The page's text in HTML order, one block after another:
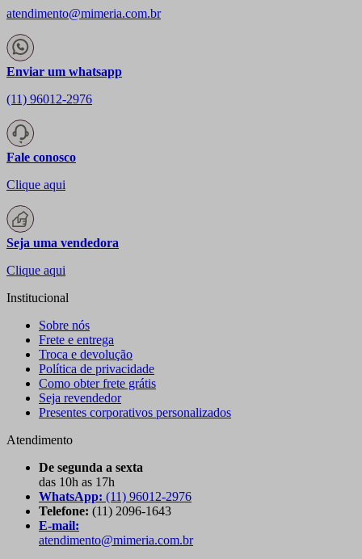
atendimento@mimeria.com.br
Enviar um whatsapp
(11) 96012-2976
Fale conosco
Clique aqui
Seja uma vendedora
Clique aqui
Institucional
Sobre nós
Frete e entrega
Troca e devolução
Política de privacidade
Como obter frete grátis
Seja revendedor
Presentes corporativos personalizados
Atendimento
De segunda a sexta
das 10h as 17h
WhatsApp: (11) 96012-2976
Telefone: (11) 2096-1643
E-mail:
atendimento@mimeria.com.br